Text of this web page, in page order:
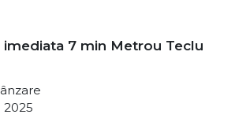
7 min Metrou Teclu
2025